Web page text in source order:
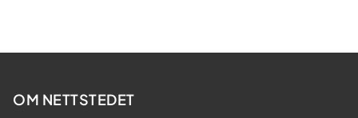
OM NETTSTEDET